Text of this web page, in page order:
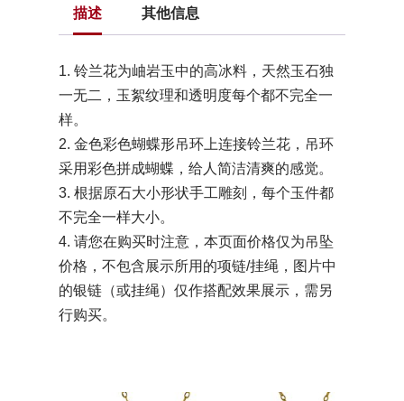
描述 其他信息
1. 铃兰花为岫岩玉中的高冰料，天然玉石独
一无二，玉絮纹理和透明度每个都不完全一
样。
2. 金色彩色蝴蝶形吊环上连接铃兰花，吊环
采用彩色拼成蝴蝶，给人简洁清爽的感觉。
3. 根据原石大小形状手工雕刻，每个玉件都
不完全一样大小。
4. 请您在购买时注意，本页面价格仅为吊坠
价格，不包含展示所用的项链/挂绳，图片中
的银链（或挂绳）仅作搭配效果展示，需另
行购买。